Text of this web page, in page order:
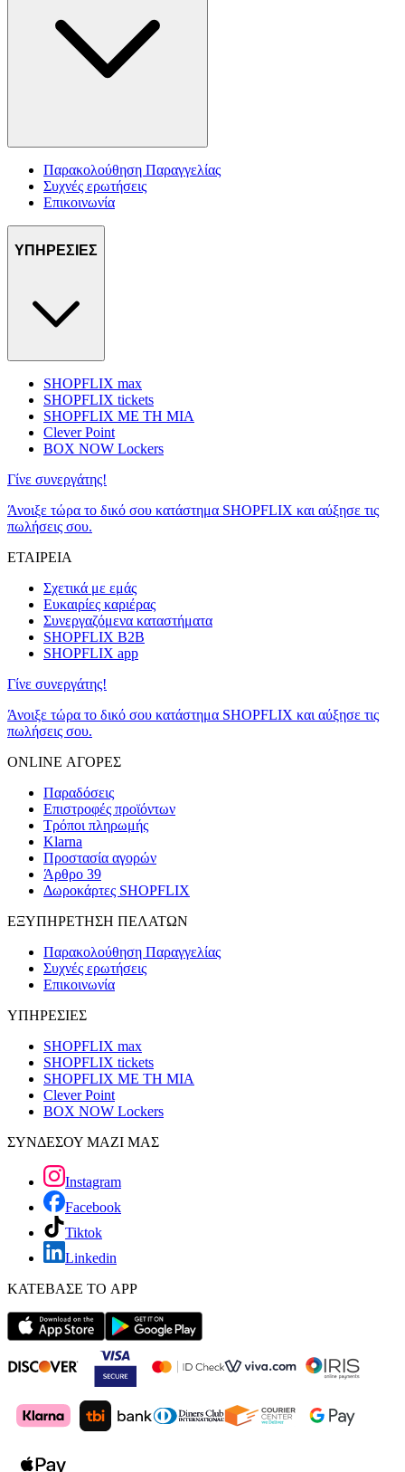
Παρακολούθηση Παραγγελίας
Συχνές ερωτήσεις
Επικοινωνία
ΥΠΗΡΕΣΙΕΣ
SHOPFLIX max
SHOPFLIX tickets
SHOPFLIX ΜΕ ΤΗ ΜΙΑ
Clever Point
BOX NOW Lockers
Γίνε συνεργάτης!
Άνοιξε τώρα το δικό σου κατάστημα SHOPFLIX και αύξησε τις
πωλήσεις σου.
ΕΤΑΙΡΕΙΑ
Σχετικά με εμάς
Ευκαιρίες καριέρας
Συνεργαζόμενα καταστήματα
SHOPFLIX B2B
SHOPFLIX app
Γίνε συνεργάτης!
Άνοιξε τώρα το δικό σου κατάστημα SHOPFLIX και αύξησε τις
πωλήσεις σου.
ONLINE ΑΓΟΡΕΣ
Παραδόσεις
Επιστροφές προϊόντων
Τρόποι πληρωμής
Klarna
Προστασία αγορών
Άρθρο 39
Δωροκάρτες SHOPFLIX
ΕΞΥΠΗΡΕΤΗΣΗ ΠΕΛΑΤΩΝ
Παρακολούθηση Παραγγελίας
Συχνές ερωτήσεις
Επικοινωνία
ΥΠΗΡΕΣΙΕΣ
SHOPFLIX max
SHOPFLIX tickets
SHOPFLIX ΜΕ ΤΗ ΜΙΑ
Clever Point
BOX NOW Lockers
ΣΥΝΔΕΣΟΥ ΜΑΖΙ ΜΑΣ
Instagram
Facebook
Tiktok
Linkedin
ΚΑΤΕΒΑΣΕ ΤΟ APP